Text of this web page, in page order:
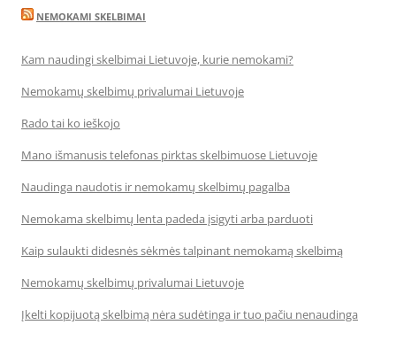
NEMOKAMI SKELBIMAI
Kam naudingi skelbimai Lietuvoje, kurie nemokami?
Nemokamų skelbimų privalumai Lietuvoje
Rado tai ko ieškojo
Mano išmanusis telefonas pirktas skelbimuose Lietuvoje
Naudinga naudotis ir nemokamų skelbimų pagalba
Nemokama skelbimų lenta padeda įsigyti arba parduoti
Kaip sulaukti didesnės sėkmės talpinant nemokamą skelbimą
Nemokamų skelbimų privalumai Lietuvoje
Įkelti kopijuotą skelbimą nėra sudėtinga ir tuo pačiu nenaudinga